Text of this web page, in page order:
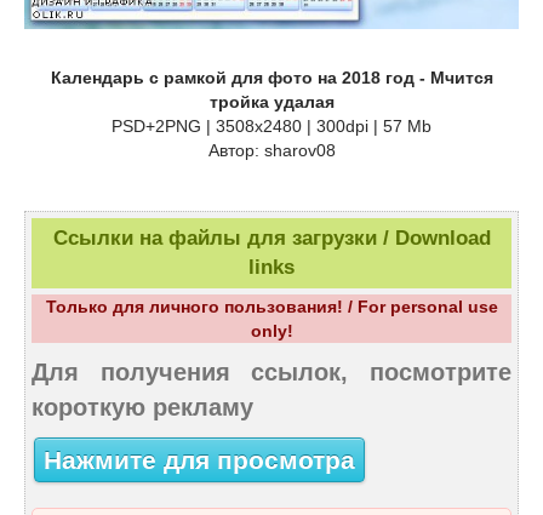
Календарь с рамкой для фото на 2018 год - Мчится
тройка удалая
PSD+2PNG | 3508x2480 | 300dpi | 57 Mb
Автор: sharov08
Ссылки на файлы для загрузки / Download
links
Только для личного пользования! / For personal use
only!
Для получения ссылок, посмотрите
короткую рекламу
Нажмите для просмотра